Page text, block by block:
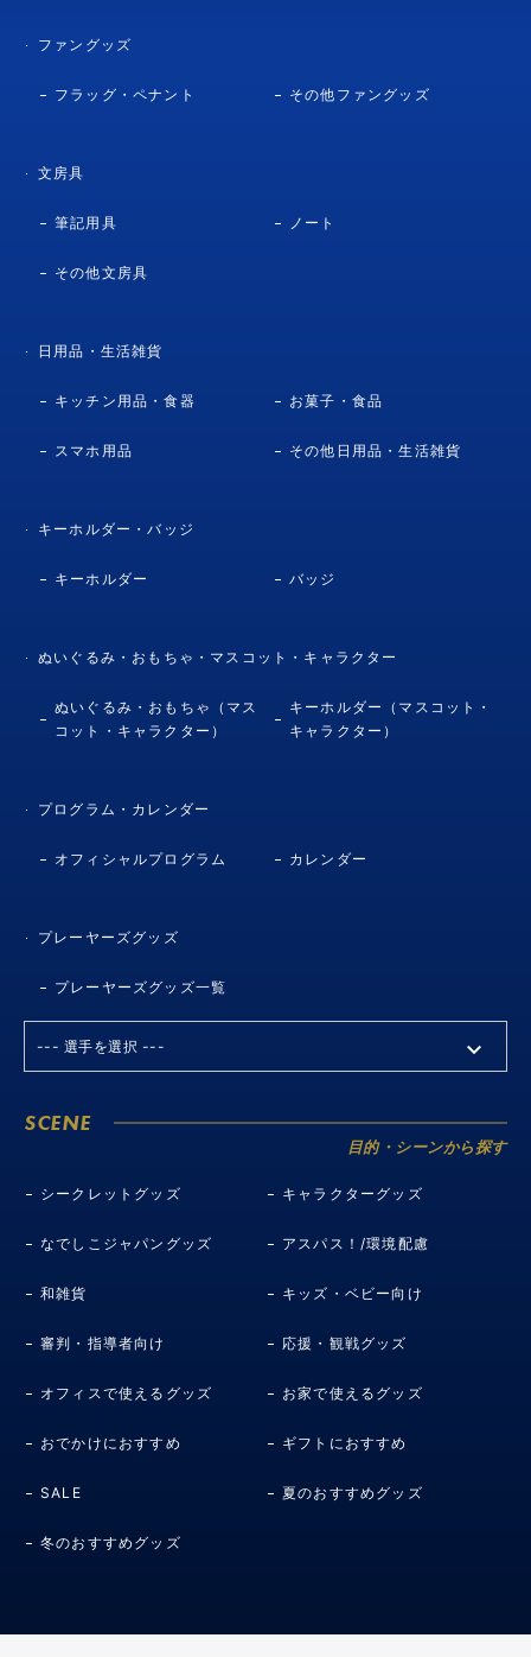
ファングッズ
フラッグ・ペナント その他ファングッズ
文房具
筆記用具 ノート
その他文房具
日用品・生活雑貨
キッチン用品・食器 お菓子・食品
スマホ用品 その他日用品・生活雑貨
キーホルダー・バッジ
キーホルダー バッジ
ぬいぐるみ・おもちゃ・マスコット・キャラクター
ぬいぐるみ・おもちゃ（マス
コット・キャラクター）
キーホルダー（マスコット・
キャラクター）
プログラム・カレンダー
オフィシャルプログラム カレンダー
プレーヤーズグッズ
プレーヤーズグッズ一覧
SCENE
目的・シーンから探す
シークレットグッズ キャラクターグッズ
なでしこジャパングッズ アスパス！/環境配慮
和雑貨 キッズ・ベビー向け
審判・指導者向け 応援・観戦グッズ
オフィスで使えるグッズ お家で使えるグッズ
おでかけにおすすめ ギフトにおすすめ
SALE 夏のおすすめグッズ
冬のおすすめグッズ